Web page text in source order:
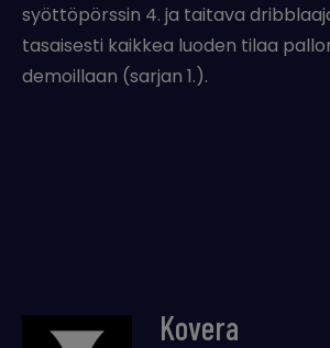
syöttöpörssin 4. ja taitava
tasaisesti kaikkea luoden tilaa
demoillaan (sarjan 1.).
Kovera